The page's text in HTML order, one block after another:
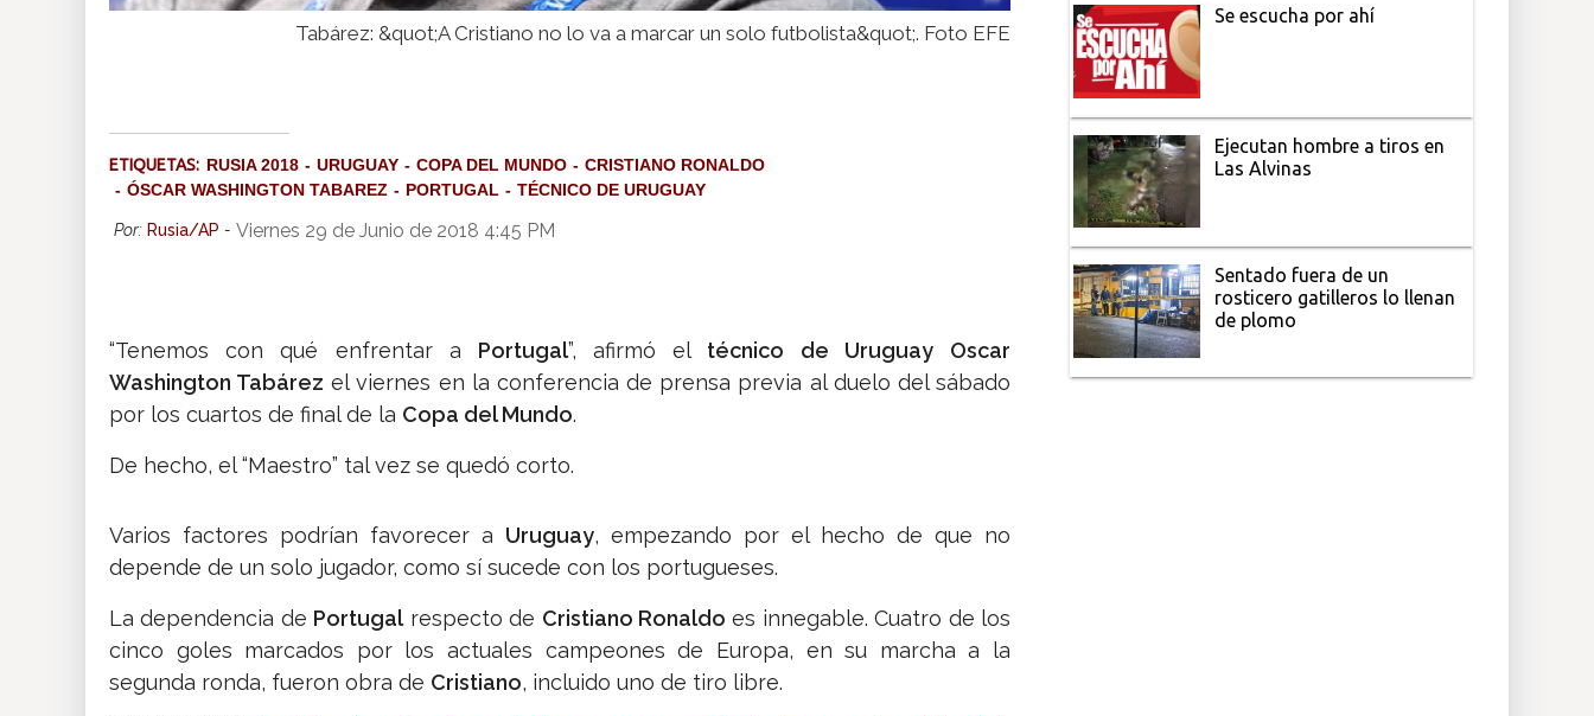
Tabárez: &quot;A Cristiano no lo va a marcar un solo futbolista&quot;. Foto EFE
ETIQUETAS: RUSIA 2018 URUGUAY COPA DEL MUNDO
CRISTIANO RONALDO
ÓSCAR WASHINGTON TABAREZ
PORTUGAL TÉCNICO DE URUGUAY
Por: Rusia/AP - Viernes 29 de Junio de 2018 4:45 PM
“Tenemos con qué enfrentar a Portugal”, afirmó el técnico de Uruguay
Oscar
Washington Tabárez el viernes en la conferencia de prensa previa al duelo del sábado
por los cuartos de final de la Copa del Mundo.
De hecho, el “Maestro” tal vez se quedó corto.
Varios factores podrían favorecer a Uruguay, empezando por el hecho de que no
depende de un solo jugador, como sí sucede con los portugueses.
La dependencia de Portugalrespecto de Cristiano Ronaldo es innegable. Cuatro de los
cinco goles marcados por los actuales campeones de Europa, en su marcha a la
segunda ronda, fueron obra de Cristiano, incluido uno de tiro libre.
Se escucha por ahí
Ejecutan hombre a tiros en
Las Alvinas
Sentado fuera de un
rosticero gatilleros lo llenan
de plomo